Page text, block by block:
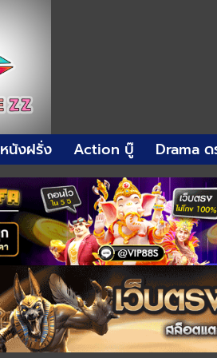
หนังฝรั่ง Action บู๊ Drama ด